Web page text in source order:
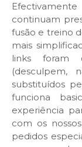
continuam
fusão e treino
mais
links foram
(desculpem,
substituídos
funciona
experiência
com os
pedidos